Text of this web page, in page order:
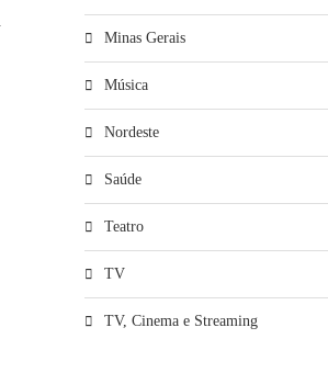
Minas Gerais
Música
Nordeste
Saúde
Teatro
TV
TV, Cinema e Streaming